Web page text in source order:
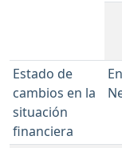
Estado de
cambios en la
situación
financiera